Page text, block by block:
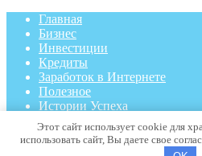
Главная
Бизнес
Инвестиции
Кредиты
Заработок в Интернете
Полезное
Истории Успеха
© 2026 idco.ru
Этот сайт использует cookie для
использовать сайт, Вы даете свое